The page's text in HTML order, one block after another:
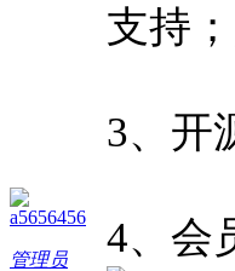
a5656456
管理员
支持
3、开
4、会